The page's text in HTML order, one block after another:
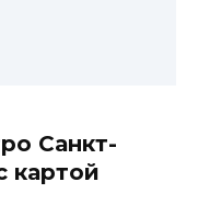
Санкт-
картой